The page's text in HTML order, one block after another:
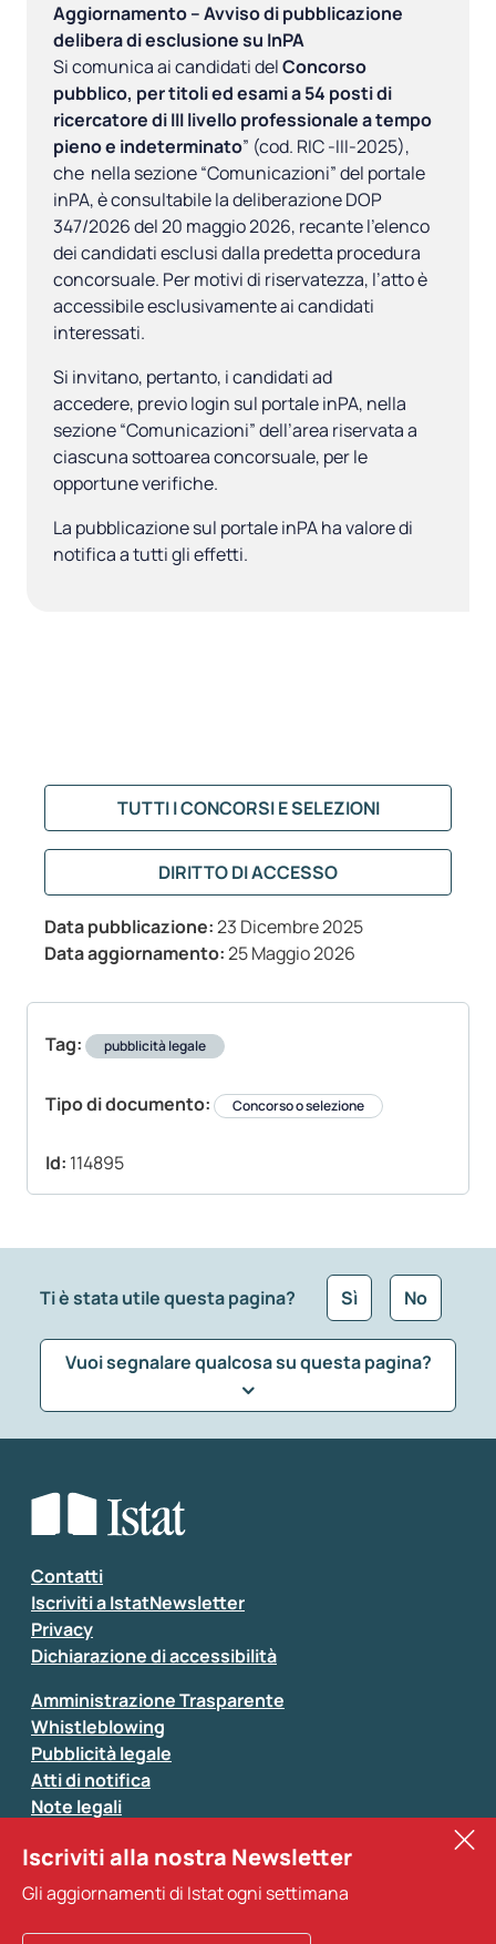
TUTTI I CONCORSI E SELEZIONI
DIRITTO DI ACCESSO
Data pubblicazione:23 Dicembre 2025
Data aggiornamento:25 Maggio 2026
Tag: pubblicità legale
Tipo di documento: Concorso o selezione
Id: 114895
Aggiornamento – Avviso di pubblicazione
delibera di esclusione su InPA
Si comunica ai candidati delConcorso
pubblico, per titoli ed esami a 54 posti di
ricercatore di III livello professionale a tempo
pieno e indeterminato” (cod. RIC -III-2025),
che nella sezione “Comunicazioni” del portale
inPA, è consultabile la deliberazione DOP
347/2026 del 20 maggio 2026, recante l’elenco
dei candidati esclusi dalla predetta procedura
concorsuale. Per motivi di riservatezza, l’atto è
accessibile esclusivamente ai candidati
interessati.
Si invitano, pertanto, i candidati ad
accedere, previo login sul portale inPA, nella
sezione “Comunicazioni” dell’area riservata a
ciascuna sottoarea concorsuale, per le
opportune verifiche.
La pubblicazione sul portale inPA ha valore di
notifica a tutti gli effetti.
Ti è stata utile questa pagina? Sì No
Vuoi segnalare qualcosa su questa pagina?
Seleziona la tipologia della segnalazione
Inserisci il tuo commento
Si prega di non fornire dati di natura personale (ad
esempio dati di contatto). Per ogni altra comunicazione
Contatti
Iscriviti a IstatNewsletter
Privacy
Dichiarazione di accessibilità
Amministrazione Trasparente
Whistleblowing
Pubblicità legale
Atti di notifica
Note legali
Sistan
Altri servizi
Iscriviti alla nostra Newsletter
Gli aggiornamenti di Istat ogni settimana